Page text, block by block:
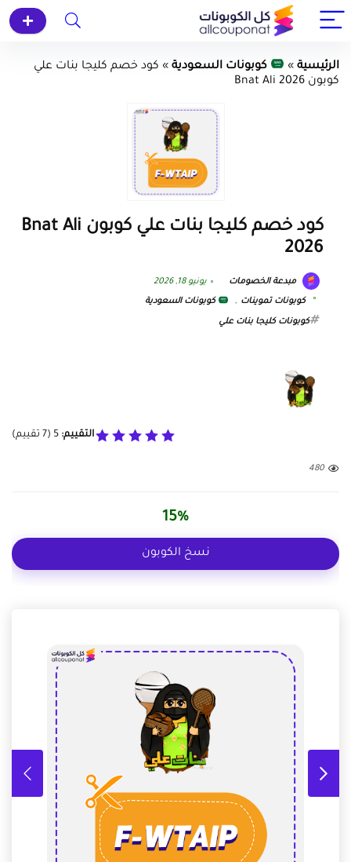
الرئيسية » كوبونات السعودية » كود خصم كليجا بنات علي
كوبون Bnat Ali 2026
كود خصم كليجا بنات علي كوبون Bnat Ali
2026
مبدعة الخصومات يونيو 18, 2026
كوبونات تموينات , كوبونات السعودية
كوبونات كليجا بنات علي
التقييم: 5
(
7 تقييم)
480
15%
نسخ الكوبون